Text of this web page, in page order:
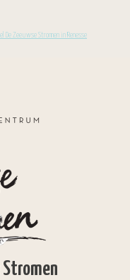
Zeeuwse Stromen in Renesse
Stromen